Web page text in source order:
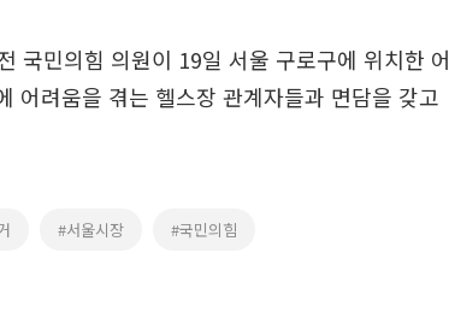
국민의힘 의원이 19일 서울 구로구에 위치한 어
어려움을 겪는 헬스장 관계자들과 면담을 갖고
#서울시장 #국민의힘